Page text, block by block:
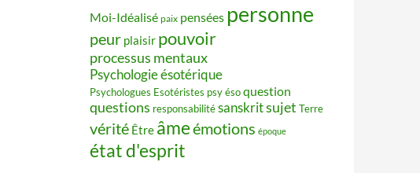
Moi-Idéalisé paix pensées personne
peur plaisir pouvoir
processus mentaux
Psychologie ésotérique
Psychologues Esotéristes psy ésoquestion
questions responsabilitésanskritsujet Terre
vérité Être âmeémotions époque
état d'esprit